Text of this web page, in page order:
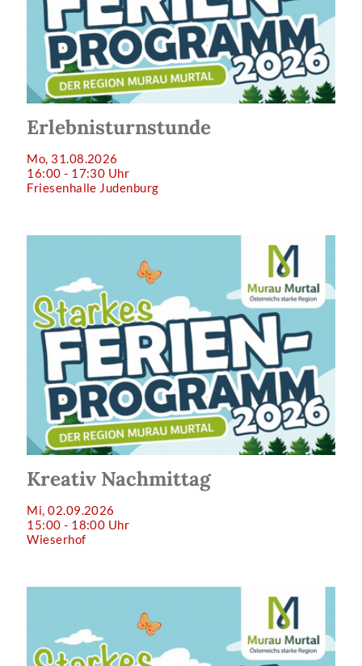
Erlebnisturnstunde
Mo, 31.08.2026
16:00 - 17:30 Uhr
Friesenhalle Judenburg
Kreativ Nachmittag
Mi, 02.09.2026
15:00 - 18:00 Uhr
Wieserhof